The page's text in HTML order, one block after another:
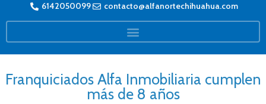
6142050099 contacto@alfanortechihuahua.com
Franquiciados Alfa Inmobiliaria cumplen
más de 8 años